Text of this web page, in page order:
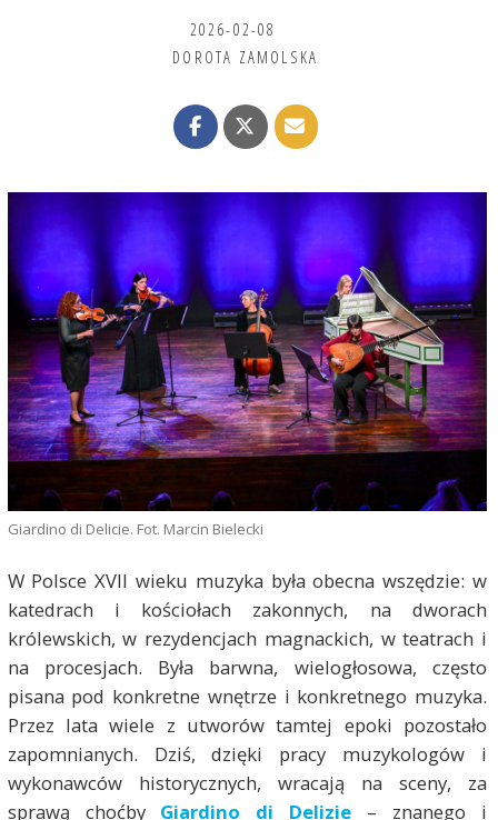
2026-02-08
DOROTA ZAMOLSKA
Giardino di Delicie. Fot. Marcin Bielecki
W Polsce XVII wieku muzyka była obecna wszędzie: w
katedrach i kościołach zakonnych, na dworach
królewskich, w rezydencjach magnackich, w teatrach i
na procesjach. Była barwna, wielogłosowa, często
pisana pod konkretne wnętrze i konkretnego muzyka.
Przez lata wiele z utworów tamtej epoki pozostało
zapomnianych. Dziś, dzięki pracy muzykologów i
wykonawców historycznych, wracają na sceny, za
sprawą choćby Giardino di Delizie – znanego i